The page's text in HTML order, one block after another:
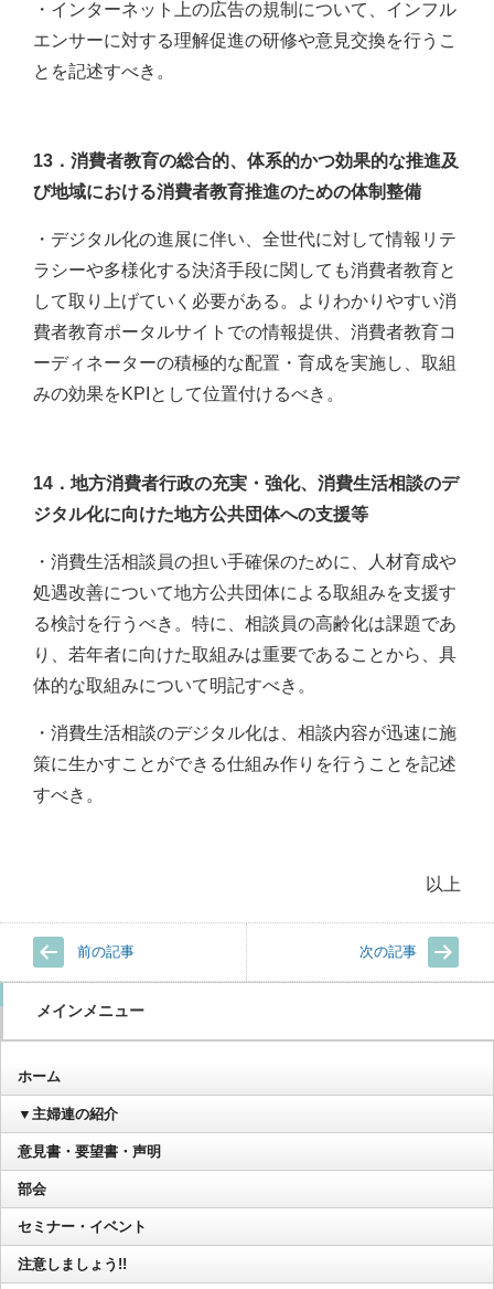
・インターネット上の広告の規制について、インフル
エンサーに対する理解促進の研修や意見交換を行うこ
とを記述すべき。
13．消費者教育の総合的、体系的かつ効果的な推進及
び地域における消費者教育推進のための体制整備
・デジタル化の進展に伴い、全世代に対して情報リテ
ラシーや多様化する決済手段に関しても消費者教育と
して取り上げていく必要がある。よりわかりやすい消
費者教育ポータルサイトでの情報提供、消費者教育コ
ーディネーターの積極的な配置・育成を実施し、取組
みの効果をKPIとして位置付けるべき。
14．地方消費者行政の充実・強化、消費生活相談のデ
ジタル化に向けた地方公共団体への支援等
・消費生活相談員の担い手確保のために、人材育成や
処遇改善について地方公共団体による取組みを支援す
る検討を行うべき。特に、相談員の高齢化は課題であ
り、若年者に向けた取組みは重要であることから、具
体的な取組みについて明記すべき。
・消費生活相談のデジタル化は、相談内容が迅速に施
策に生かすことができる仕組み作りを行うことを記述
すべき。
以上
前の記事 次の記事
メインメニュー
ホーム
▼主婦連の紹介
意見書・要望書・声明
部会
セミナー・イベント
注意しましょう!!